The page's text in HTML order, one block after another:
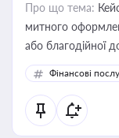
Про що тема:
митного
або благодійної
Фінансові